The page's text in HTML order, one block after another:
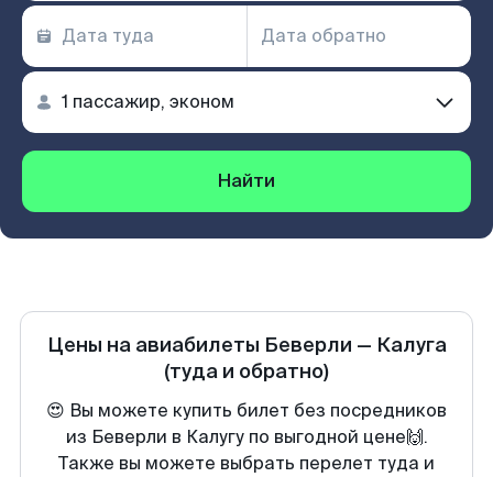
Найти
Цены на авиабилеты Беверли — Калуга
(туда и обратно)
😍 Вы можете купить билет без посредников
из Беверли в Калугу по выгодной цене🙌.
Также вы можете выбрать перелет туда и